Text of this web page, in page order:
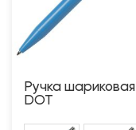
Ручка шариковая
DOT